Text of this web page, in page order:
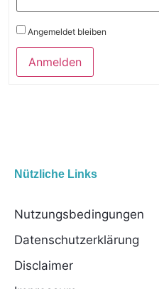
Angemeldet bleiben
Anmelden
Nützliche Links
Nutzungsbedingungen
Datenschutzerklärung
Disclaimer